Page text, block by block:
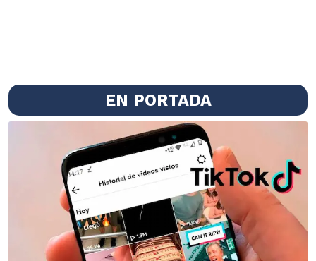
EN PORTADA